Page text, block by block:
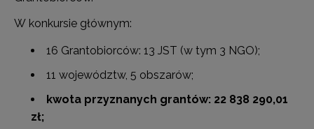
W konkursie głównym:
16 Grantobiorców: 13 JST (w tym 3 NGO);
11 województw, 5 obszarów;
kwota przyznanych grantów: 22 838 290,01
zł;